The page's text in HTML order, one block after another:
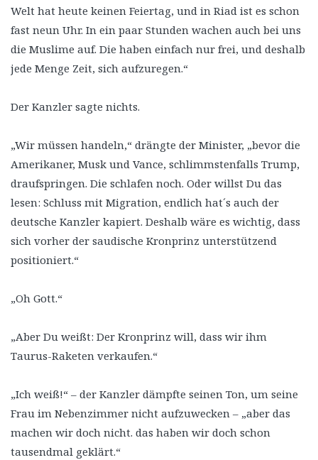
Welt hat heute keinen Feiertag, und in Riad ist es schon
fast neun Uhr. In ein paar Stunden wachen auch bei uns
die Muslime auf. Die haben einfach nur frei, und deshalb
jede Menge Zeit, sich aufzuregen.“
Der Kanzler sagte nichts.
„Wir müssen handeln,“ drängte der Minister, „bevor die
Amerikaner, Musk und Vance, schlimmstenfalls Trump,
draufspringen. Die schlafen noch. Oder willst Du das
lesen: Schluss mit Migration, endlich hat´s auch der
deutsche Kanzler kapiert. Deshalb wäre es wichtig, dass
sich vorher der saudische Kronprinz unterstützend
positioniert.“
„Oh Gott.“
„Aber Du weißt: Der Kronprinz will, dass wir ihm
Taurus-Raketen verkaufen.“
„Ich weiß!“ – der Kanzler dämpfte seinen Ton, um seine
Frau im Nebenzimmer nicht aufzuwecken – „aber das
machen wir doch nicht. das haben wir doch schon
tausendmal geklärt.“